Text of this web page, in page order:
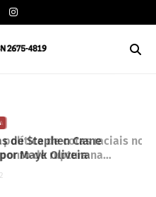
política de cotas raciais no
ponto de ruptura na
de Stephen Crane
Mayk Oliveira